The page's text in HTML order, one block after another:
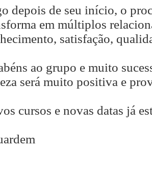
depois de seu início, o
em múltiplos
satisfação,
ao grupo e muito
será muito positiva e
cursos e novas datas já